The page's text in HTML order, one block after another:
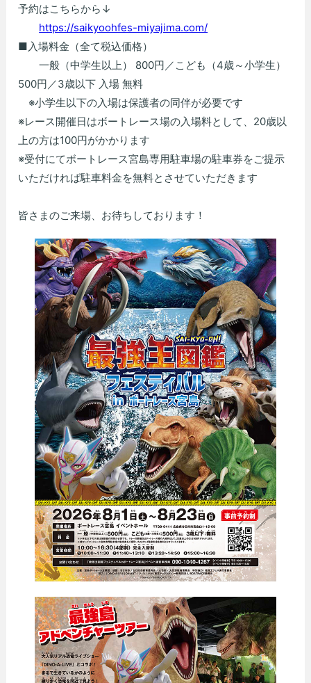
予約はこちらから↓
https://saikyoohfes-miyajima.com/
■入場料金（全て税込価格）
一般（中学生以上） 800円／こども（4歳～小学生）
500円／3歳以下 入場 無料
※小学生以下の入場は保護者の同伴が必要です
※レース開催日はボートレース場の入場料として、20歳以
上の方は100円がかかります
※受付にてボートレース宮島専用駐車場の駐車券をご提示
いただければ駐車料金を無料とさせていただきます
皆さまのご来場、お待ちしております！